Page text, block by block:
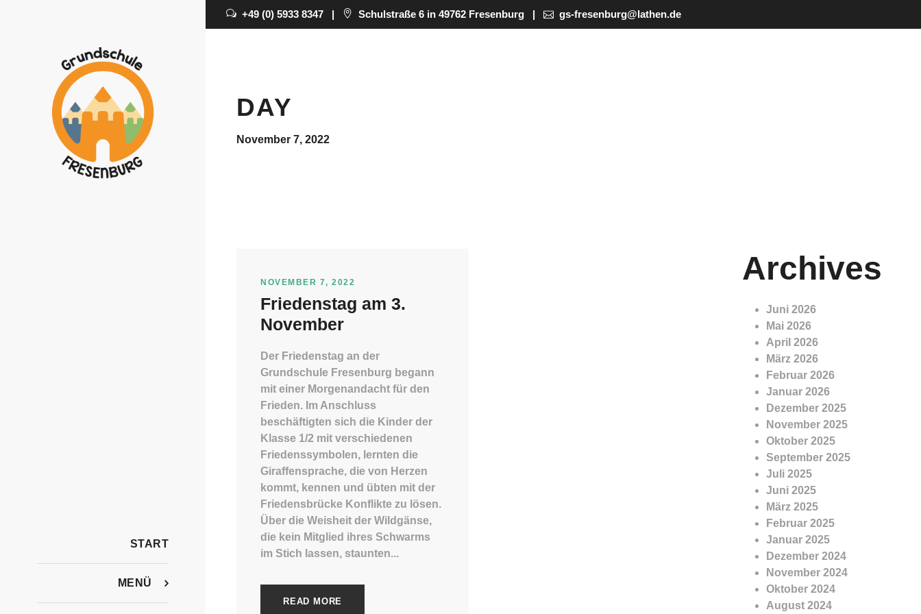
START
MENÜ
+49 (0) 5933 8347 | Schulstraße 6 in 49762 Fresenburg | gs-fresenburg@lathen.de
DAY
November 7, 2022
NOVEMBER 7, 2022
Friedenstag am 3.
November
Der Friedenstag an der
Grundschule Fresenburg begann
mit einer Morgenandacht für den
Frieden. Im Anschluss
beschäftigten sich die Kinder der
Klasse 1/2 mit verschiedenen
Friedenssymbolen, lernten die
Giraffensprache, die von Herzen
kommt, kennen und übten mit der
Friedensbrücke Konflikte zu lösen.
Über die Weisheit der Wildgänse,
die kein Mitglied ihres Schwarms
im Stich lassen, staunten...
READ MORE
Archives
Juni 2026
Mai 2026
April 2026
März 2026
Februar 2026
Januar 2026
Dezember 2025
November 2025
Oktober 2025
September 2025
Juli 2025
Juni 2025
März 2025
Februar 2025
Januar 2025
Dezember 2024
November 2024
Oktober 2024
August 2024